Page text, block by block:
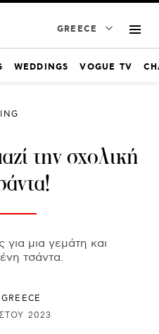
GREECE
WEDDINGS VOGUE TV
την σχολική
μια γεμάτη και
τσάντα.
2023